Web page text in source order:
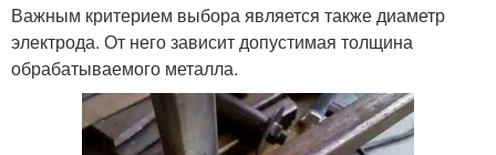
Важным критерием выбора является также диаметр
электрода. От него зависит допустимая толщина
обрабатываемого металла.